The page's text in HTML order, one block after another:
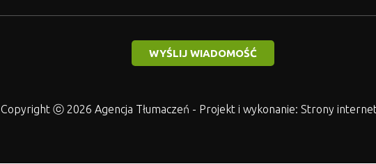
Copyright ⓒ 2026 Agencja Tłumaczeń - Projekt i wykonanie: Strony